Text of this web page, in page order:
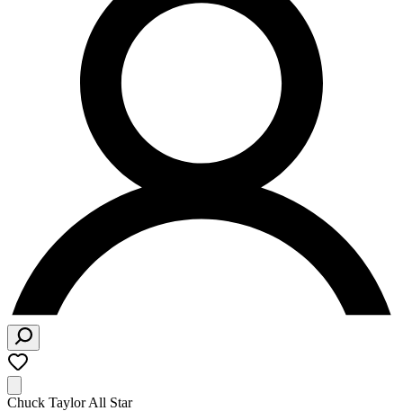
Chuck Taylor All Star